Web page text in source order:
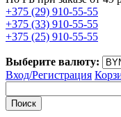
+375 (29) 910-55-55
+375 (33) 910-55-55
+375 (25) 910-55-55
Выберите валюту:
Вход/Регистрация
Поиск